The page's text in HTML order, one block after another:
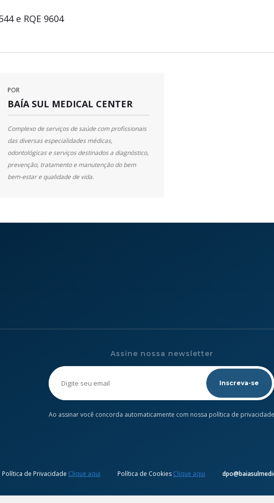
e RQE 9604
POR
BAÍA SUL MEDICAL CENTER
Complexo de serviços de saúde com profissionais
das diversas especialidades médicas,
odontológicas e serviços destinados a diagnóstico,
prevenção, tratamento e manutenção do bem
bem-estar e qualidade de vida.
Assine nossa newsletter
Please
leave
this
field
Ao assinar você concorda automaticamente com nossa política de privacidade
Política de Privacidade Clique aqui Política de Cookies Clique aqui